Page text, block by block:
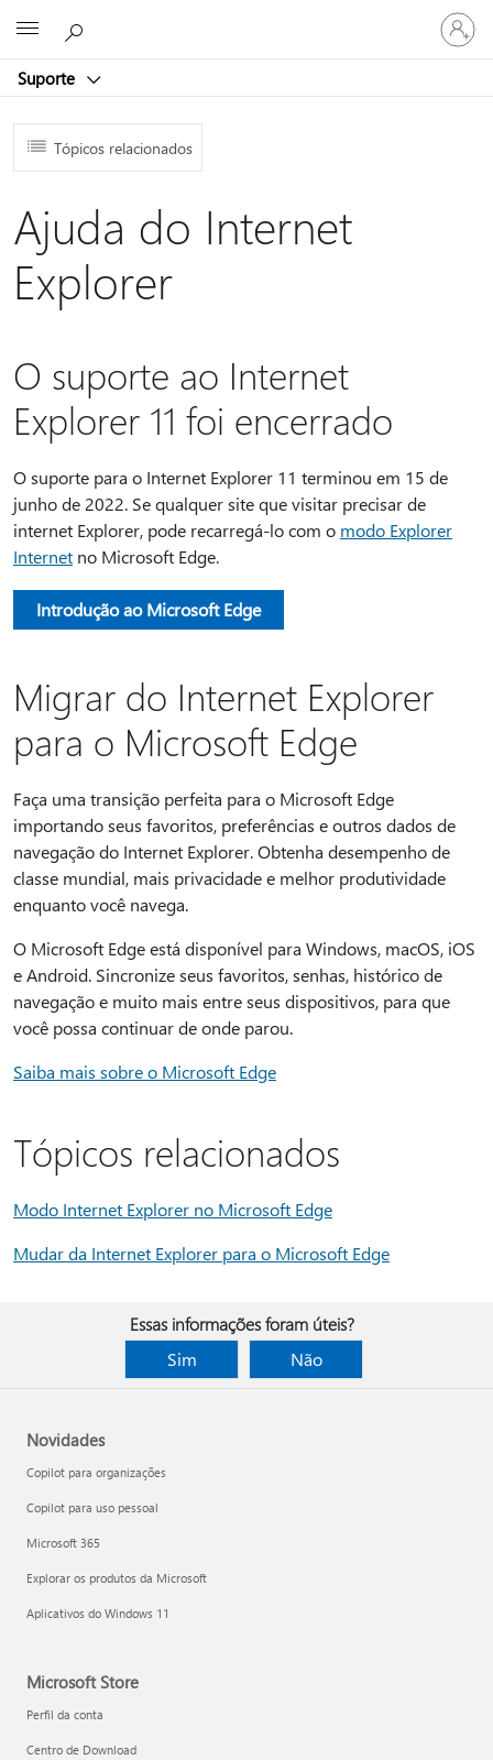
Suporte
Entre
em
sua
Tópicos relacionados
Ajuda do Internet
Explorer
O suporte ao Internet
Explorer 11 foi encerrado
O suporte para o Internet Explorer 11 terminou em 15 de
junho de 2022. Se qualquer site que visitar precisar de
internet Explorer, pode recarregá-lo com o modo Explorer
Internet no Microsoft Edge.
Introdução ao Microsoft Edge
Migrar do Internet Explorer
para o Microsoft Edge
Faça uma transição perfeita para o Microsoft Edge
importando seus favoritos, preferências e outros dados de
navegação do Internet Explorer. Obtenha desempenho de
classe mundial, mais privacidade e melhor produtividade
enquanto você navega.
O Microsoft Edge está disponível para Windows, macOS, iOS
e Android. Sincronize seus favoritos, senhas, histórico de
navegação e muito mais entre seus dispositivos, para que
você possa continuar de onde parou.
Saiba mais sobre o Microsoft Edge
Tópicos relacionados
Modo Internet Explorer no Microsoft Edge
Mudar da Internet Explorer para o Microsoft Edge
Essas informações foram úteis?
Sim
Não
Novidades
Copilot para organizações
Copilot para uso pessoal
Microsoft 365
Explorar os produtos da Microsoft
Aplicativos do Windows 11
Microsoft Store
Perfil da conta
Centro de Download